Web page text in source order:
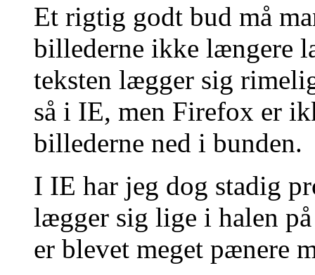
Et rigtig godt bud må
billederne ikke længere
teksten lægger sig
så i IE, men Firefox er
billederne ned i bunden.
I IE har jeg dog stadig
lægger sig lige i halen
er blevet meget pænere